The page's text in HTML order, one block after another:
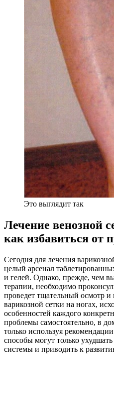
Это выглядит так
Лечение венозной
как избавиться от
Сегодня для лечения
целый арсенал
и гелей. Однако, прежде, чем
терапии, необходимо
проведет тщательный осмотр и
варикозной сетки на ногах,
особенностей каждого
проблемы самостоятельно, в
только используя
способы могут только
системы и приводить к